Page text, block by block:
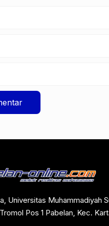
Universitas Muhammadiyah
Pos 1 Pabelan, Kec.